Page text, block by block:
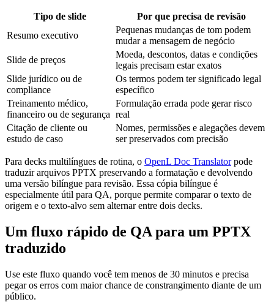
Tipo de slide
Por que precisa de revisão
Resumo executivo
Pequenas mudanças de tom podem
mudar a mensagem de negócio
Slide de preços
Moeda, descontos, datas e condições
legais precisam estar exatos
Slide jurídico ou de
compliance
Os termos podem ter significado legal
específico
Treinamento médico,
financeiro ou de segurança
Formulação errada pode gerar risco
real
Citação de cliente ou
estudo de caso
Nomes, permissões e alegações devem
ser preservados com precisão
Para decks multilíngues de rotina, o OpenL Doc Translatorpode
traduzir arquivos PPTX preservando a formatação e devolvendo
uma versão bilíngue para revisão. Essa cópia bilíngue é
especialmente útil para QA, porque permite comparar o texto de
origem e o texto-alvo sem alternar entre dois decks.
Um fluxo rápido de QA para um PPTX
traduzido
Use este fluxo quando você tem menos de 30 minutos e precisa
pegar os erros com maior chance de constrangimento diante de um
público.